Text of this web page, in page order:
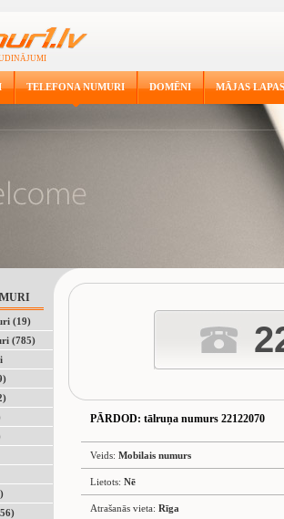
TELEFONA NUMURI DOMĒNI MĀJAS LAPAS
(19)
(785)
PĀRDOD: tālruņa numurs 22122070
Veids: Mobilais numurs
Lietots: Nē
Atrašanās vieta: Rīga